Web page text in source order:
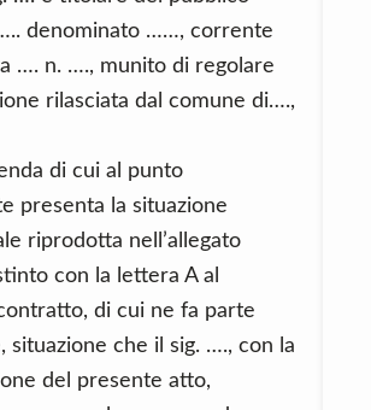
denominato ……, corrente
…. n. …., munito di regolare
rilasciata dal comune di….,
di cui al punto
presenta la situazione
riprodotta nell’allegato
con la lettera A al
di cui ne fa parte
situazione che il sig. …., con la
del presente atto,